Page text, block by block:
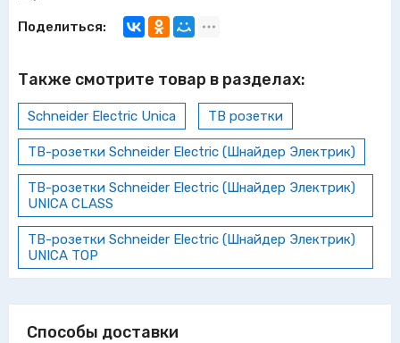
Поделиться:
Также смотрите товар в разделах:
Schneider Electric Unica ТВ розетки
ТВ-розетки Schneider Electric (Шнайдер Электрик)
ТВ-розетки Schneider Electric (Шнайдер Электрик)
UNICA CLASS
ТВ-розетки Schneider Electric (Шнайдер Электрик)
UNICA TOP
Способы доставки